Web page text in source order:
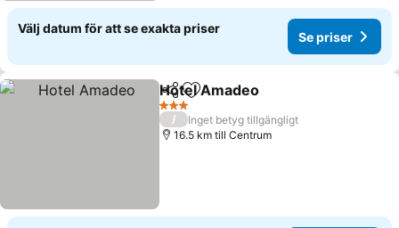
Välj datum för att se exakta priser
Se priser
Dela Lägg till i Mina Favoriter
Hotel Amadeo
3 Stjärnor
/
Inget betyg tillgängligt
16.5 km till Centrum